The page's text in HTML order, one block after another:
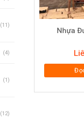
(11)
(4)
(1)
(12)
Nhựa